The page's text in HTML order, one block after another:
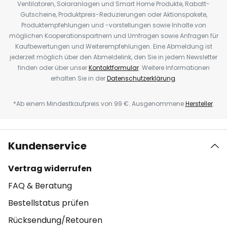
Ventilatoren, Solaranlagen und Smart Home Produkte, Rabatt-
Gutscheine, Produktpreis-Reduzierungen oder Aktionspakete,
Produktempfehlungen und -vorstellungen sowie Inhalte von
möglichen Kooperationspartnern und Umfragen sowie Anfragen für
Kaufbewertungen und Weiterempfehlungen. Eine Abmeldung ist
jederzeit möglich über den Abmeldelink, den Sie in jedem Newsletter
finden oder über unserKontaktformular. Weitere Informationen
erhalten Sie in derDatenschutzerklärung.
*Ab einem Mindestkaufpreis von 99 €. AusgenommeneHersteller.
Kundenservice
Vertrag widerrufen
FAQ & Beratung
Bestellstatus prüfen
Rücksendung/Retouren